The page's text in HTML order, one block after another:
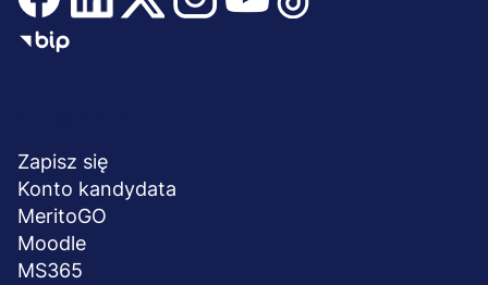
stopka
Zapisz się
Konto kandydata
MeritoGO
Moodle
MS365